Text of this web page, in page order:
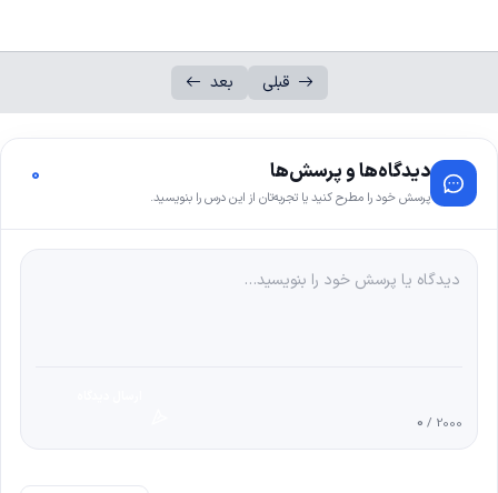
قبلی بعد
دیدگاه‌ها و پرسش‌ها
پرسش خود را مطرح کنید یا تجربه‌تان از این درس را بنویسید.
0
0 / 2000